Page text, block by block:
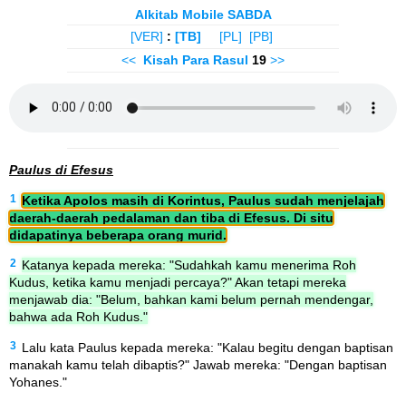
Alkitab Mobile SABDA
[VER] : [TB] [PL]
[PB]
<< Kisah Para Rasul 19 >>
Paulus di Efesus
1
Ketika Apolos masih di Korintus, Paulus sudah menjelajah
daerah-daerah pedalaman dan tiba di Efesus. Di situ
didapatinya beberapa orang murid.
2
Katanya kepada mereka: "Sudahkah kamu menerima Roh
Kudus, ketika kamu menjadi percaya?" Akan tetapi mereka
menjawab dia: "Belum, bahkan kami belum pernah mendengar,
bahwa ada Roh Kudus."
3 Lalu kata Paulus kepada mereka: "Kalau begitu dengan baptisan
manakah kamu telah dibaptis?" Jawab mereka: "Dengan baptisan
Yohanes."